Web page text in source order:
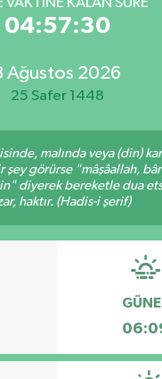
04:57:30
Ağustos 2026
25 Safer 1448
malında veya (din)
şey görürse "mâşâallah,
diyerek bereketle dua
haktır. (Hadis-i şerif)